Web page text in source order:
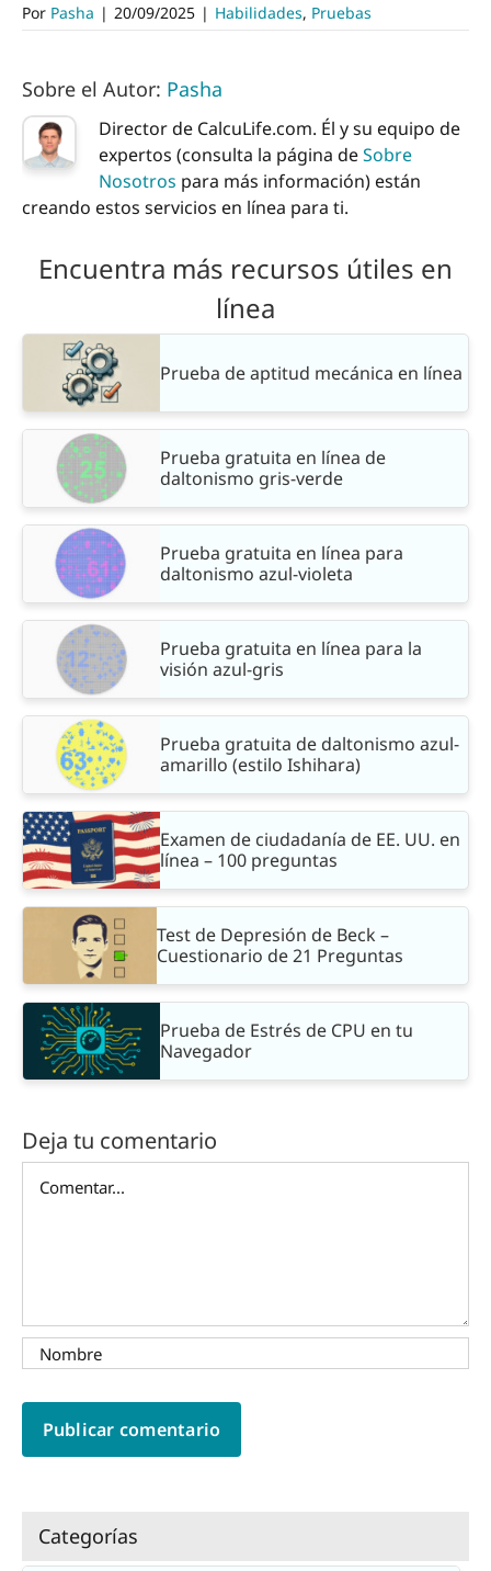
Por Pasha | 20/09/2025 | Habilidades, Pruebas
Sobre el Autor: Pasha
Director de CalcuLife.com. Él y su equipo de
expertos (consulta la página deSobre
Nosotros para más información) están
creando estos servicios en línea para ti.
Encuentra más recursos útiles en
línea
Prueba de aptitud mecánica en línea
Prueba gratuita en línea de
daltonismo gris-verde
Prueba gratuita en línea para
daltonismo azul-violeta
Prueba gratuita en línea para la
visión azul-gris
Prueba gratuita de daltonismo azul-
amarillo (estilo Ishihara)
Examen de ciudadanía de EE. UU. en
línea – 100 preguntas
Test de Depresión de Beck –
Cuestionario de 21 Preguntas
Prueba de Estrés de CPU en tu
Navegador
Deja tu comentario
Categorías